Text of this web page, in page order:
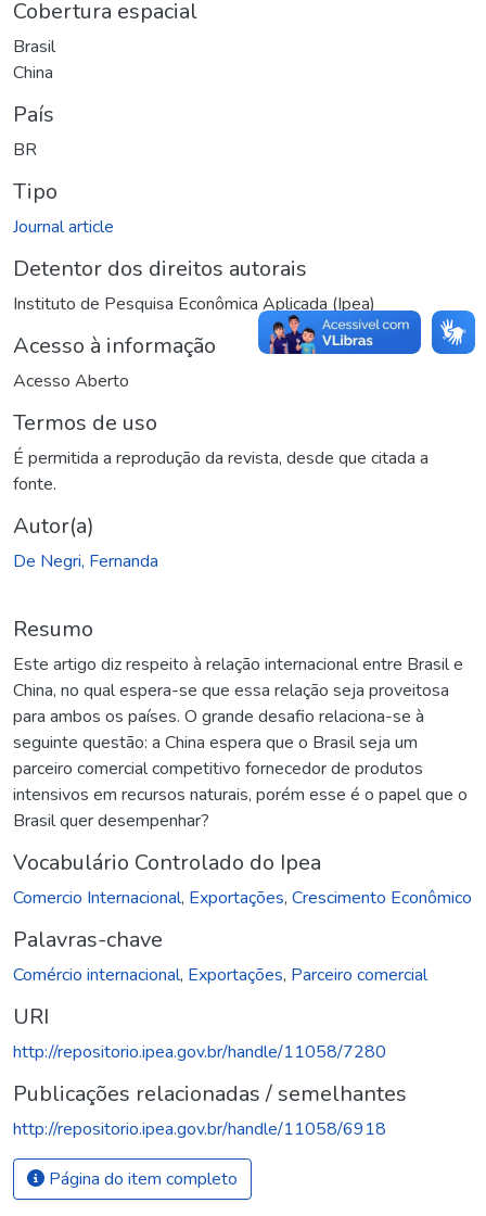
Cobertura espacial
Brasil
China
País
BR
Tipo
Journal article
Detentor dos direitos autorais
Instituto de Pesquisa Econômica Aplicada (Ipea)
Acesso à informação
Acesso Aberto
Termos de uso
É permitida a reprodução da revista, desde que citada a
fonte.
Autor(a)
De Negri, Fernanda
Resumo
Este artigo diz respeito à relação internacional entre Brasil e
China, no qual espera-se que essa relação seja proveitosa
para ambos os países. O grande desafio relaciona-se à
seguinte questão: a China espera que o Brasil seja um
parceiro comercial competitivo fornecedor de produtos
intensivos em recursos naturais, porém esse é o papel que o
Brasil quer desempenhar?
Vocabulário Controlado do Ipea
Comercio Internacional, Exportações, Crescimento Econômico
Palavras-chave
Comércio internacional, Exportações, Parceiro comercial
URI
http://repositorio.ipea.gov.br/handle/11058/7280
Publicações relacionadas / semelhantes
http://repositorio.ipea.gov.br/handle/11058/6918
Página do item completo